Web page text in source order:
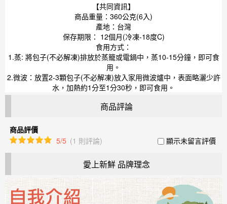
【共同資訊】
商品重量：360公克(6入)
產地：台灣
保存期限： 12個月(冷凍-18度C)
食用方式：
1.蒸: 將包子(不必解凍)排放於蒸籠或電鍋中，蒸10-15分鐘，即可食
用。
2.微波：放置2-3顆包子(不必解凍)放入家用微波爐中，表面略灑少許
水，加熱約1分至1分30秒，即可食用。
商品評論
商品評價
5/5 (1 則評論) 顯示未留言評價
愛上新鮮 品牌理念